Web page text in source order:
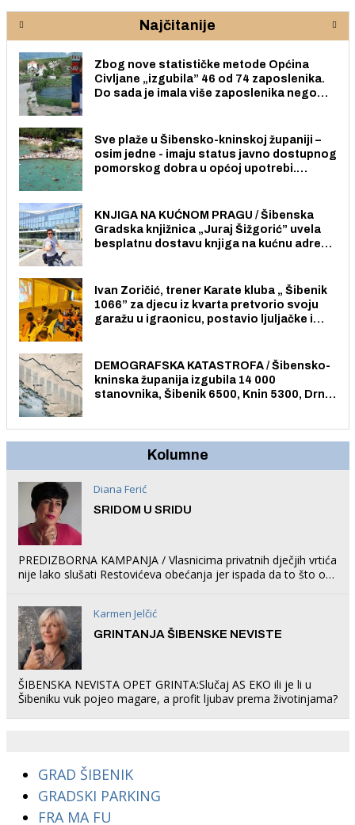
Najčitanije
Zbog nove statističke metode Općina
Civljane „izgubila” 46 od 74 zaposlenika.
Do sada je imala više zaposlenika nego
Sve plaže u Šibensko-kninskoj županiji –
osim jedne - imaju status javno dostupnog
pomorskog dobra u općoj upotrebi.
KNJIGA NA KUĆNOM PRAGU / Šibenska
Gradska knjižnica „Juraj Šižgorić” uvela
besplatnu dostavu knjiga na kućnu adresu
Ivan Zoričić, trener Karate kluba „ Šibenik
1066” za djecu iz kvarta pretvorio svoju
garažu u igraonicu, postavio ljuljačke i
DEMOGRAFSKA KATASTROFA / Šibensko-
kninska županija izgubila 14 000
stanovnika, Šibenik 6500, Knin 5300, Drniš
Kolumne
Diana Ferić
SRIDOM U SRIDU
PREDIZBORNA KAMPANJA / Vlasnicima privatnih dječjih vrtića
nije lako slušati Restovićeva obećanja jer ispada da to što oni
Karmen Jelčić
GRINTANJA ŠIBENSKE NEVISTE
ŠIBENSKA NEVISTA OPET GRINTA:Slučaj AS EKO ili je li u
Šibeniku vuk pojeo magare, a profit ljubav prema životinjama?
GRAD ŠIBENIK
GRADSKI PARKING
FRA MA FU